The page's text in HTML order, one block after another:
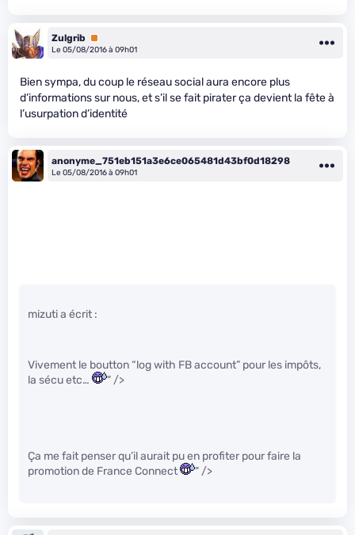
Zulgrib
Premium
Le 05/08/2016 à 09h01
Bien sympa, du coup le réseau social aura encore plus
d’informations sur nous, et s’il se fait pirater ça devient la fête à
l’usurpation d’identité
anonyme_751eb151a3e6ce065481d43bf0d18298
Le 05/08/2016 à 09h01
mizuti a écrit :
Vivement le boutton “log with FB account” pour les impôts,
la sécu etc…
" />
Ça me fait penser qu’il aurait pu en profiter pour faire la
promotion de France Connect
" />